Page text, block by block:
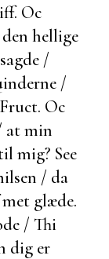
Oc
hellige
/
/
Oc
at min
mig? See
/ da
glæde.
/ Thi
dig er